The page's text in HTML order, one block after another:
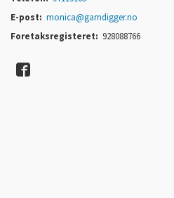
E-post: monica@garndigger.no
Foretaksregisteret: 928088766